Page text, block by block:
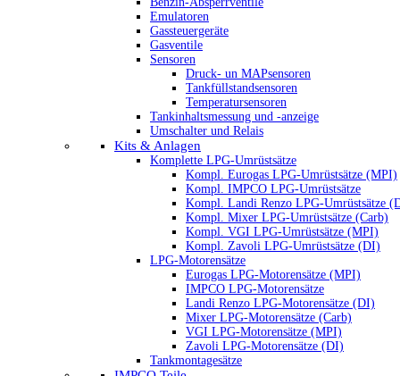
Emulatoren
Gassteuergeräte
Gasventile
Sensoren
Druck- un MAPsensoren
Tankfüllstandsensoren
Temperatursensoren
Tankinhaltsmessung und -anzeige
Umschalter und Relais
Kits & Anlagen
Komplette LPG-Umrüstsätze
Kompl. Eurogas LPG-Umrüstsätze (MPI)
Kompl. IMPCO LPG-Umrüstsätze
Kompl. Landi Renzo LPG-Umrüstsätze
Kompl. Mixer LPG-Umrüstsätze (Carb)
Kompl. VGI LPG-Umrüstsätze (MPI)
Kompl. Zavoli LPG-Umrüstsätze (DI)
LPG-Motorensätze
Eurogas LPG-Motorensätze (MPI)
IMPCO LPG-Motorensätze
Landi Renzo LPG-Motorensätze (DI)
Mixer LPG-Motorensätze (Carb)
VGI LPG-Motorensätze (MPI)
Zavoli LPG-Motorensätze (DI)
Tankmontagesätze